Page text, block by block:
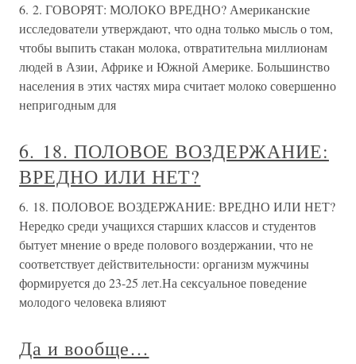
6. 2. ГОВОРЯТ: МОЛОКО ВРЕДНО? Американские
исследователи утверждают, что одна только мысль о том,
чтобы выпить стакан молока, отвратительна миллионам
людей в Азии, Африке и Южной Америке. Большинство
населения в этих частях мира считает молоко совершенно
непригодным для
6. 18. ПОЛОВОЕ ВОЗДЕРЖАНИЕ:
ВРЕДНО ИЛИ НЕТ?
6. 18. ПОЛОВОЕ ВОЗДЕРЖАНИЕ: ВРЕДНО ИЛИ НЕТ?
Нередко среди учащихся старших классов и студентов
бытует мнение о вреде полового воздержании, что не
соответствует действительности: организм мужчины
формируется до 23-25 лет.На сексуальное поведение
молодого человека влияют
Да и вообще…